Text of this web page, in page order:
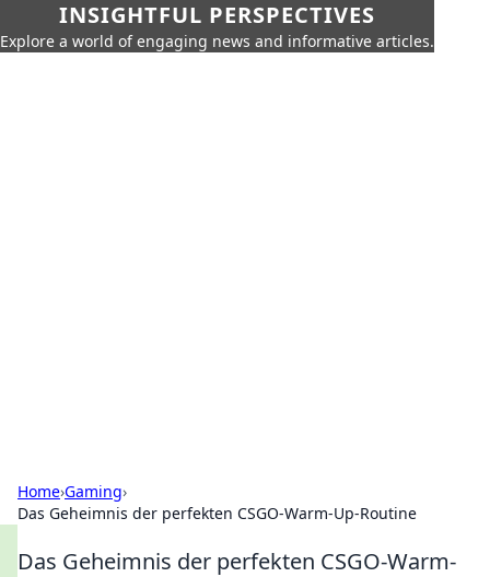
INSIGHTFUL PERSPECTIVES
Explore a world of engaging news and informative articles.
Home›Gaming›
Das Geheimnis der perfekten CSGO-Warm-Up-Routine
Das Geheimnis der perfekten CSGO-Warm-